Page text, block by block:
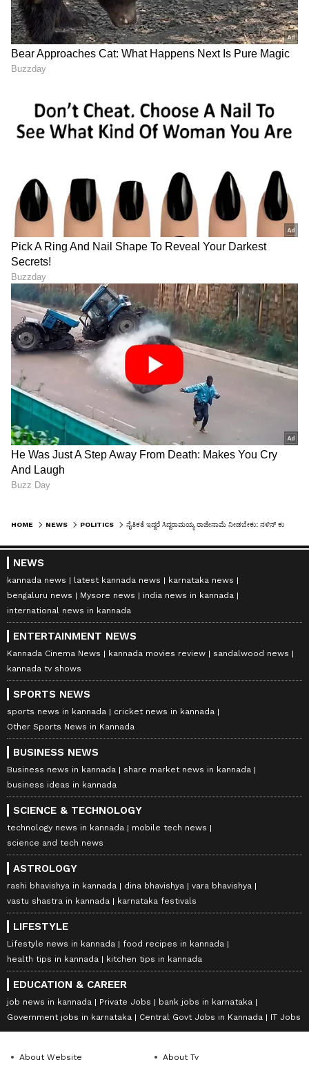
HOME NEWS POLITICS
NEWS
kannada news latest kannada news
karnataka news
bengaluru news
Mysore news
india news in kannada
international news in kannada
ENTERTAINMENT NEWS
Kannada Cinema News kannada movies review
sandalwood news
kannada tv shows
SPORTS NEWS
sports news in kannada
cricket news in kannada
Other Sports News in Kannada
BUSINESS NEWS
Business news in kannada
share market news in kannada
business ideas in kannada
SCIENCE & TECHNOLOGY
technology news in kannada
mobile tech news
science and tech news
ASTROLOGY
rashi bhavishya in kannada dina bhavishya
vara bhavishya
vastu shastra in kannada
karnataka festivals
LIFESTYLE
Lifestyle news in kannada
food recipes in kannada
health tips in kannada
kitchen tips in kannada
EDUCATION & CAREER
job news in kannada Private Jobs
bank jobs in karnataka
Government jobs in karnataka
Central Govt Jobs in Kannada IT Jobs
About Website About Tv